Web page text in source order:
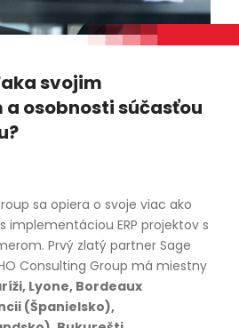
svojim
osobnosti súčasťou
sa opiera o svoje viac ako
implementáciou ERP projektov s
Prvý zlatý partner Sage
Consulting Group má miestny
Lyone, Bordeaux
(Španielsko),